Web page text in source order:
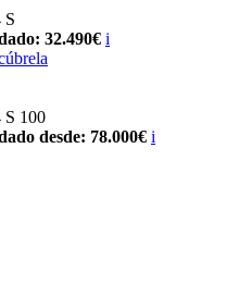
S
32.490€ i
S 100
desde: 78.000€ i